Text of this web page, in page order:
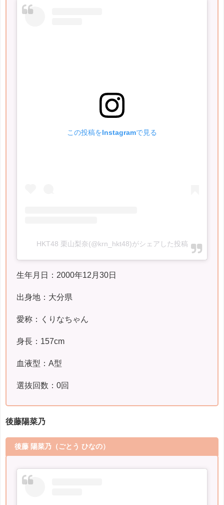
この投稿をInstagramで見る
HKT48 栗山梨奈(@krn_hkt48)がシェアした投稿
生年月日：2000年12月30日
出身地：大分県
愛称：くりなちゃん
身長：157cm
血液型：A型
選抜回数：0回
後藤陽菜乃
後藤 陽菜乃 （ごとう ひなの）